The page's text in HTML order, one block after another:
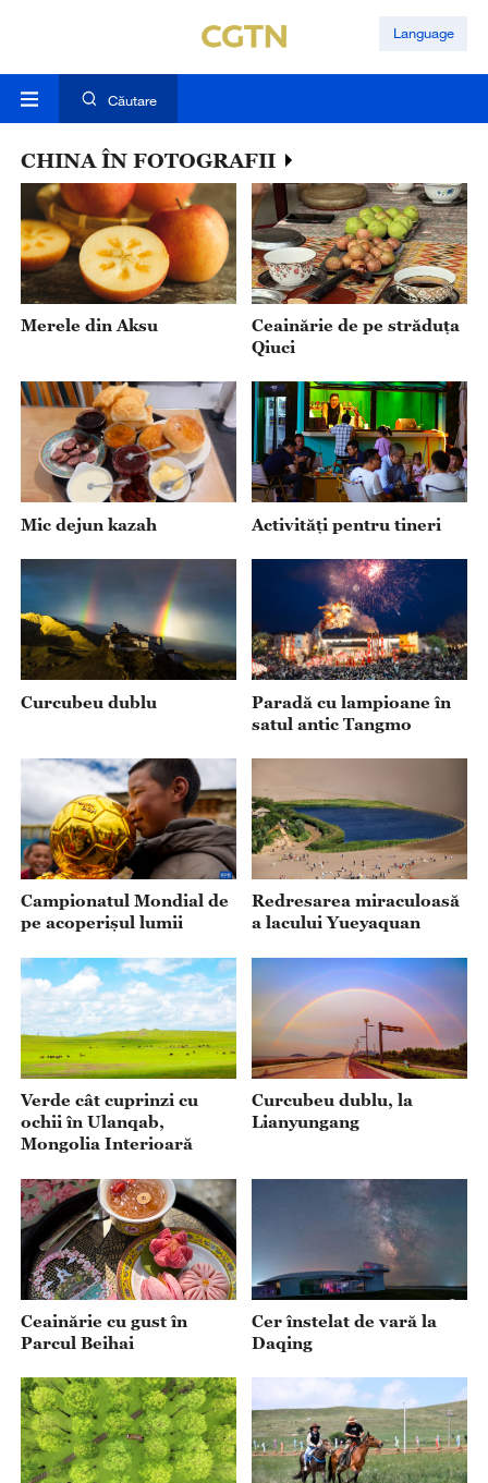
Language
Căutare
CHINA ÎN FOTOGRAFII
Merele din Aksu
Ceainărie de pe străduța
Qiuci
Mic dejun kazah Activități pentru tineri
Curcubeu dublu
Paradă cu lampioane în
satul antic Tangmo
Campionatul Mondial de
pe acoperișul lumii
Redresarea miraculoasă
a lacului Yueyaquan
Verde cât cuprinzi cu
ochii în Ulanqab,
Mongolia Interioară
Curcubeu dublu, la
Lianyungang
Ceainărie cu gust în
Parcul Beihai
Cer înstelat de vară la
Daqing